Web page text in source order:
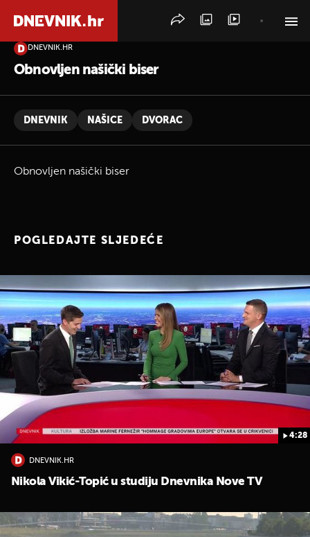
DNEVNIK.HR
Obnovljen našički biser
DNEVNIK NAŠICE DVORAC
Obnovljen našički biser
POGLEDAJTE SLJEDEĆE
4:28
DNEVNIK.HR
Nikola Vikić-Topić u studiju Dnevnika Nove TV
PRETRAŽITE VIJESTI